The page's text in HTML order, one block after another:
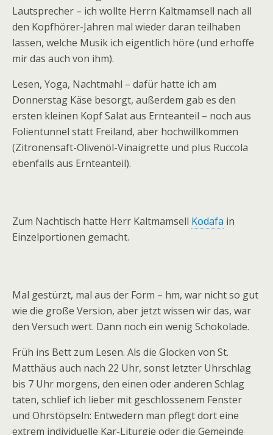
Lautsprecher – ich wollte Herrn Kaltmamsell nach all
den Kopfhörer-Jahren mal wieder daran teilhaben
lassen, welche Musik ich eigentlich höre (und erhoffe
mir das auch von ihm).
Lesen, Yoga, Nachtmahl – dafür hatte ich am
Donnerstag Käse besorgt, außerdem gab es den
ersten kleinen Kopf Salat aus Ernteanteil – noch aus
Folientunnel statt Freiland, aber hochwillkommen
(Zitronensaft-Olivenöl-Vinaigrette und plus Ruccola
ebenfalls aus Ernteanteil).
Zum Nachtisch hatte Herr Kaltmamsell Kodafa in
Einzelportionen gemacht.
Mal gestürzt, mal aus der Form – hm, war nicht so gut
wie die große Version, aber jetzt wissen wir das, war
den Versuch wert. Dann noch ein wenig Schokolade.
Früh ins Bett zum Lesen. Als die Glocken von St.
Matthäus auch nach 22 Uhr, sonst letzter Uhrschlag
bis 7 Uhr morgens, den einen oder anderen Schlag
taten, schlief ich lieber mit geschlossenem Fenster
und Ohrstöpseln: Entwedern man pflegt dort eine
extrem individuelle Kar-Liturgie oder die Gemeinde